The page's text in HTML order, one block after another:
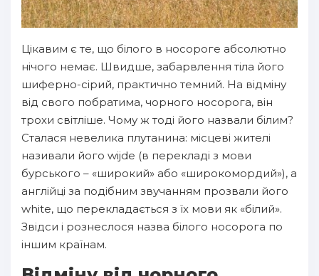
Цікавим є те, що білого в носороге абсолютно
нічого немає. Швидше, забарвлення тіла його
шиферно-сірий, практично темний. На відміну
від свого побратима, чорного носорога, він
трохи світліше. Чому ж тоді його назвали білим?
Сталася невелика плутанина: місцеві жителі
називали його wijde (в перекладі з мови
бурського – «широкий» або «широкомордий»), а
англійці за подібним звучанням прозвали його
white, що перекладається з їх мови як «білий».
Звідси і рознеслося назва білого носорога по
іншим країнам.